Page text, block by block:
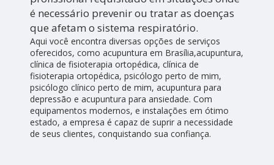
é necessário prevenir ou tratar as doenças
que afetam o sistema respiratório.
Aqui você encontra diversas opções de serviços
oferecidos, como acupuntura em Brasília,acupuntura,
clínica de fisioterapia ortopédica, clínica de
fisioterapia ortopédica, psicólogo perto de mim,
psicólogo clínico perto de mim, acupuntura para
depressão e acupuntura para ansiedade. Com
equipamentos modernos, e instalações em ótimo
estado, a empresa é capaz de suprir a necessidade
de seus clientes, conquistando sua confiança.